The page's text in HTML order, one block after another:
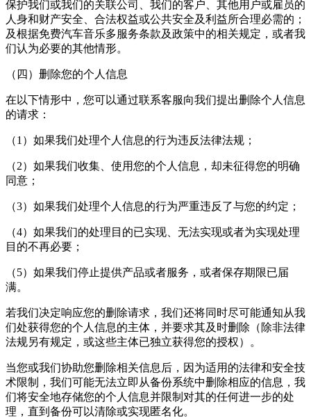
保护我们或我们的关联公司、我们的客户、其他用户或雇员的
人身和财产安全、合法权益或公共安全及利益所合理必需的；
及根据免费汽车音乐多服务条款及政策中的相关规定，或者我
们认为必要的其他情形。
（四）删除您的个人信息
在以下情形中，您可以通过联系客服向我们提出删除个人信息
的请求：
（1）如果我们处理个人信息的行为违反法律法规；
（2）如果我们收集、使用您的个人信息，却未征得您的明确
同意；
（3）如果我们处理个人信息的行为严重违反了与您的约定；
（4）如果我们的处理目的已实现、无法实现或者为实现处理
目的不再必要；
（5）如果我们停止提供产品或者服务，或者保存期限已届
满。
若我们决定响应您的删除请求，我们还将同时尽可能通知从我
们处获得您的个人信息的主体，并要求其及时删除（除非法律
法规另有规定，或这些主体已独立获得您的授权）。
当您或我们协助您删除相关信息后，因为适用的法律和安全技
术限制，我们可能无法立即从备份系统中删除相应的信息，我
们将安全地存储您的个人信息并限制对其的任何进一步的处
理，直到备份可以清除或实现匿名化。